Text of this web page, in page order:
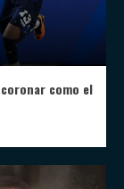
coronar como el